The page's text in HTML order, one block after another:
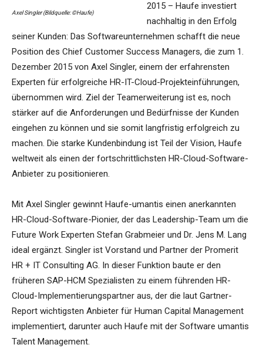
Axel Singler (Bildquelle: ©Haufe)
2015 – Haufe investiert
nachhaltig in den Erfolg
seiner Kunden: Das Softwareunternehmen schafft die neue
Position des Chief Customer Success Managers, die zum 1.
Dezember 2015 von Axel Singler, einem der erfahrensten
Experten für erfolgreiche HR-IT-Cloud-Projekteinführungen,
übernommen wird. Ziel der Teamerweiterung ist es, noch
stärker auf die Anforderungen und Bedürfnisse der Kunden
eingehen zu können und sie somit langfristig erfolgreich zu
machen. Die starke Kundenbindung ist Teil der Vision, Haufe
weltweit als einen der fortschrittlichsten HR-Cloud-Software-
Anbieter zu positionieren.
Mit Axel Singler gewinnt Haufe-umantis einen anerkannten
HR-Cloud-Software-Pionier, der das Leadership-Team um die
Future Work Experten Stefan Grabmeier und Dr. Jens M. Lang
ideal ergänzt. Singler ist Vorstand und Partner der Promerit
HR + IT Consulting AG. In dieser Funktion baute er den
früheren SAP-HCM Spezialisten zu einem führenden HR-
Cloud-Implementierungspartner aus, der die laut Gartner-
Report wichtigsten Anbieter für Human Capital Management
implementiert, darunter auch Haufe mit der Software umantis
Talent Management.